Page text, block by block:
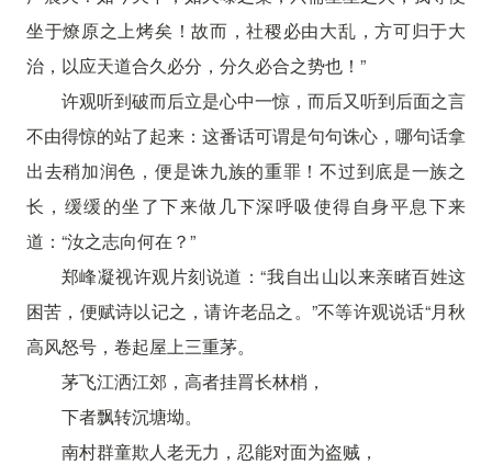
坐于燎原之上烤矣！故而，社稷必由大乱，方可归于大
治，以应天道合久必分，分久必合之势也！”
许观听到破而后立是心中一惊，而后又听到后面之言
不由得惊的站了起来：这番话可谓是句句诛心，哪句话拿
出去稍加润色，便是诛九族的重罪！不过到底是一族之
长，缓缓的坐了下来做几下深呼吸使得自身平息下来
道：“汝之志向何在？”
郑峰凝视许观片刻说道：“我自出山以来亲睹百姓这
困苦，便赋诗以记之，请许老品之。”不等许观说话“月秋
高风怒号，卷起屋上三重茅。
茅飞江洒江郊，高者挂罥长林梢，
下者飘转沉塘坳。
南村群童欺人老无力，忍能对面为盗贼，